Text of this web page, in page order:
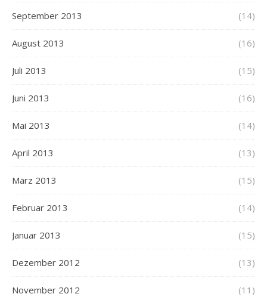
September 2013 (14)
August 2013 (16)
Juli 2013 (15)
Juni 2013 (16)
Mai 2013 (14)
April 2013 (13)
März 2013 (15)
Februar 2013 (14)
Januar 2013 (15)
Dezember 2012 (13)
November 2012 (11)